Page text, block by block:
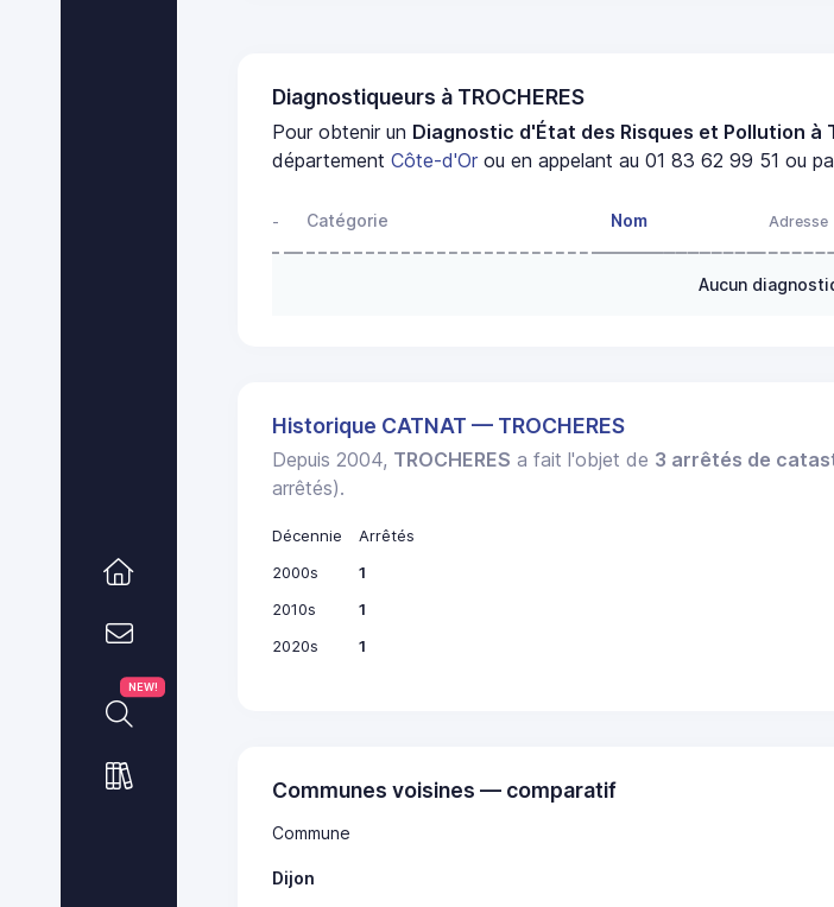
NEW!
Diagnostiqueurs à TROCHERES
Pour obtenir un Diagnostic d'État des Risques et Pollution à
départementCôte-d'Or ou en appelant au 01 83 62 99 51 ou
- Catégorie Nom Adresse
Aucun
Historique CATNAT — TROCHERES
Depuis 2004, TROCHERES a fait l'objet de 3 arrêtés de
arrêtés).
Décennie
Arrêtés
2000s
1
2010s
1
2020s
1
Communes voisines — comparatif
Commune
Dijon